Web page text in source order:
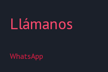
Llámanos
WhatsApp